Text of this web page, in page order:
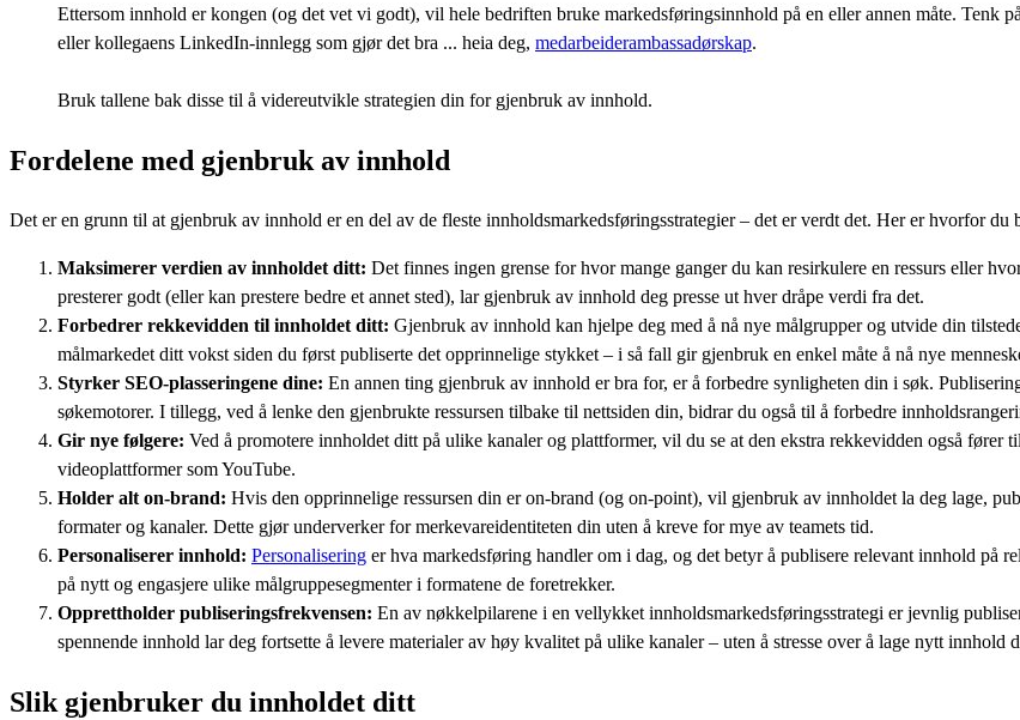
Ettersom innhold er kongen (og det vet vi godt), vil hele bedriften bruke markedsføringsinnhold på en eller annen måte. Tenk
eller kollegaens LinkedIn-innlegg som gjør det bra ... heia deg, medarbeiderambassadørskap.
Bruk tallene bak disse til å videreutvikle strategien din for gjenbruk av innhold.
Fordelene med gjenbruk av innhold
Det er en grunn til at gjenbruk av innhold er en del av de fleste innholdsmarkedsføringsstrategier – det er verdt det. Her er hvorfor du
Maksimerer verdien av innholdet ditt: Det finnes ingen grense for hvor mange ganger du kan resirkulere en ressurs eller
presterer godt (eller kan prestere bedre et annet sted), lar gjenbruk av innhold deg presse ut hver dråpe verdi fra det.
Forbedrer rekkevidden til innholdet ditt: Gjenbruk av innhold kan hjelpe deg med å nå nye målgrupper og utvide din
målmarkedet ditt vokst siden du først publiserte det opprinnelige stykket – i så fall gir gjenbruk en enkel måte å nå nye
Styrker SEO-plasseringene dine: En annen ting gjenbruk av innhold er bra for, er å forbedre synligheten din i søk.
søkemotorer. I tillegg, ved å lenke den gjenbrukte ressursen tilbake til nettsiden din, bidrar du også til å forbedre
Gir nye følgere: Ved å promotere innholdet ditt på ulike kanaler og plattformer, vil du se at den ekstra rekkevidden også fører
videoplattformer som YouTube.
Holder alt on-brand: Hvis den opprinnelige ressursen din er on-brand (og on-point), vil gjenbruk av innholdet la deg lage,
formater og kanaler. Dette gjør underverker for merkevareidentiteten din uten å kreve for mye av teamets tid.
Personaliserer innhold: Personalisering er hva markedsføring handler om i dag, og det betyr å publisere relevant innhold på
på nytt og engasjere ulike målgruppesegmenter i formatene de foretrekker.
Opprettholder publiseringsfrekvensen: En av nøkkelpilarene i en vellykket innholdsmarkedsføringsstrategi er jevnlig
spennende innhold lar deg fortsette å levere materialer av høy kvalitet på ulike kanaler – uten å stresse over å lage nytt innhold
Slik gjenbruker du innholdet ditt